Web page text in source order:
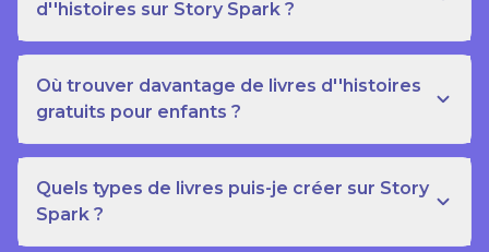
d''histoires sur Story Spark ?
Où trouver davantage de livres d''histoires
gratuits pour enfants ?
Quels types de livres puis-je créer sur Story
Spark ?